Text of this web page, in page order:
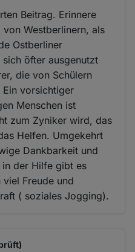
Beitrag. Erinnere
Westberlinern, als
Ostberliner
öfter ausgenutzt
die von Schülern
vorsichtiger
Menschen ist
zum Zyniker wird, das
Helfen. Umgekehrt
Dankbarkeit und
der Hilfe gibt es
Freude und
( soziales Jogging).